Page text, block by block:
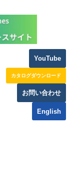
YouTube
カタログダウンロード
お問い合わせ
English